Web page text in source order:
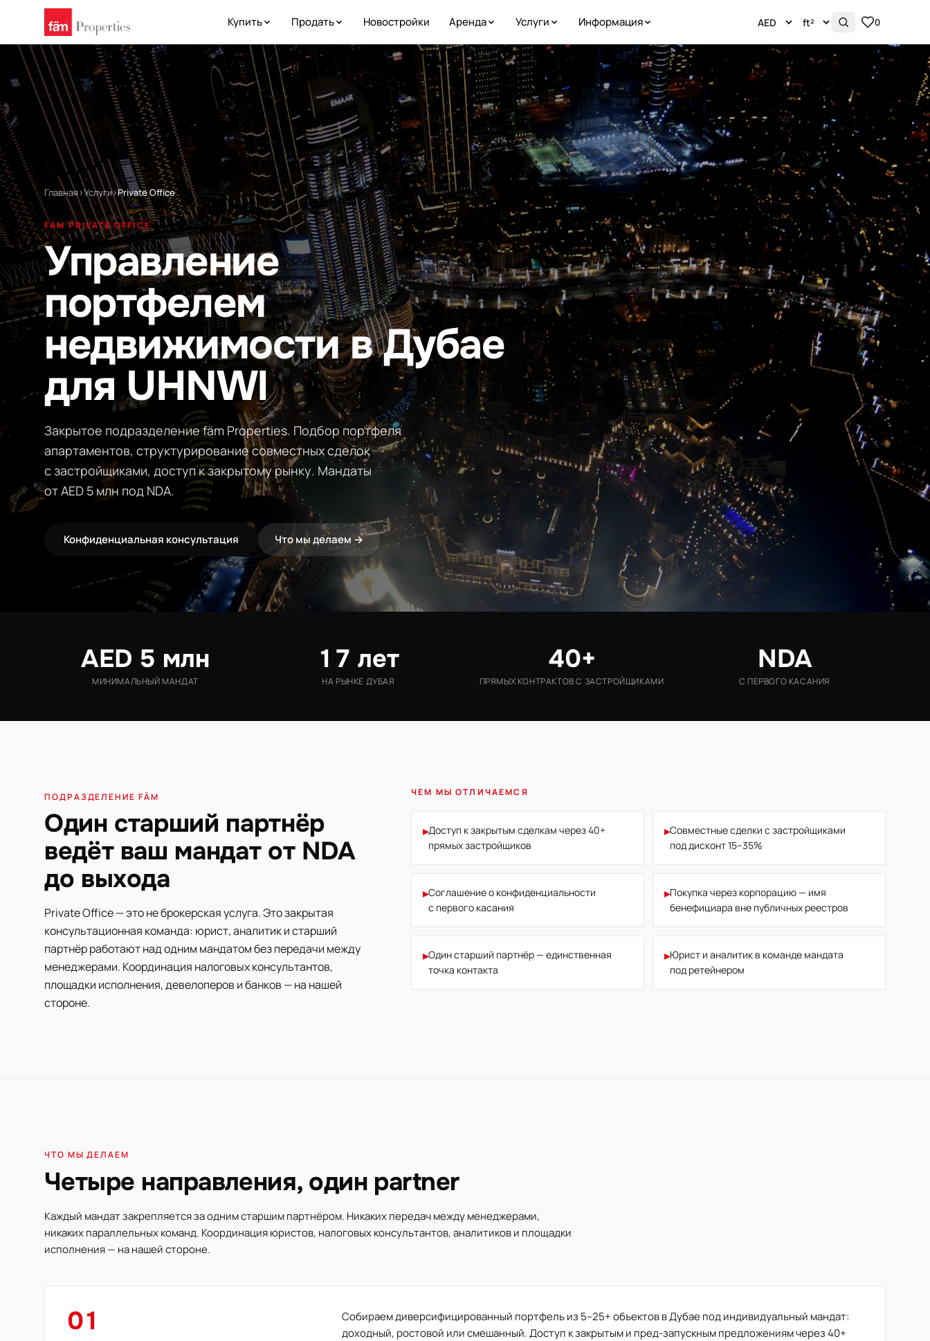
Купить Продать Новостройки Аренда Услуги Информация 0
Главная›Услуги›Private Office
FÄM PRIVATE OFFICE
Управление
портфелем
недвижимости в Дубае
для UHNWI
Закрытое подразделение fäm Properties. Подбор портфеля
апартаментов, структурирование совместных сделок
с застройщиками, доступ к закрытому рынку. Мандаты
от AED 5 млн под NDA.
Конфиденциальная консультация Что мы делаем →
AED 5 млн
МИНИМАЛЬНЫЙ МАНДАТ
17 лет
НА РЫНКЕ ДУБАЯ
40+
ПРЯМЫХ КОНТРАКТОВ С ЗАСТРОЙЩИКАМИ
NDA
С ПЕРВОГО КАСАНИЯ
ПОДРАЗДЕЛЕНИЕ FÄM
Один старший партнёр
ведёт ваш мандат от NDA
до выхода
Private Office — это не брокерская услуга. Это закрытая
консультационная команда: юрист, аналитик и старший
партнёр работают над одним мандатом без передачи между
менеджерами. Координация налоговых консультантов,
площадки исполнения, девелоперов и банков — на нашей
стороне.
ЧЕМ МЫ ОТЛИЧАЕМСЯ
▸Доступ к закрытым сделкам через 40+
прямых застройщиков
▸Совместные сделки с застройщиками
под дисконт 15–35%
▸Соглашение о конфиденциальности
с первого касания
▸Покупка через корпорацию — имя
бенефициара вне публичных реестров
▸Один старший партнёр — единственная
точка контакта
▸Юрист и аналитик в команде мандата
под ретейнером
ЧТО МЫ ДЕЛАЕМ
Четыре направления, один partner
Каждый мандат закрепляется за одним старшим партнёром. Никаких передач между менеджерами,
никаких параллельных команд. Координация юристов, налоговых консультантов, аналитиков и площадки
исполнения — на нашей стороне.
01
Собираем диверсифицированный портфель из 5–25+ объектов в Дубае под индивидуальный мандат:
доходный, ростовой или смешанный. Доступ к закрытым и пред-запускным предложениям через 40+